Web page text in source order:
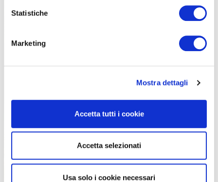
Statistiche
Marketing
Mostra dettagli
Accetta tutti i cookie
Accetta selezionati
Usa solo i cookie necessari